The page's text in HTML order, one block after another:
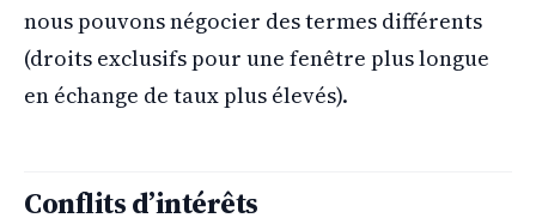
nous pouvons négocier des termes différents
(droits exclusifs pour une fenêtre plus longue
en échange de taux plus élevés).
Conflits d’intérêts